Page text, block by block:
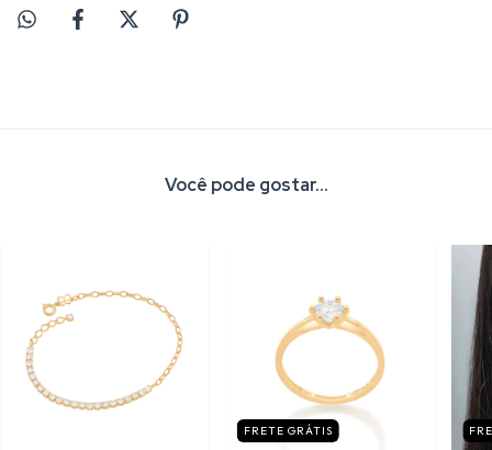
Você pode gostar...
FRETE GRÁTIS